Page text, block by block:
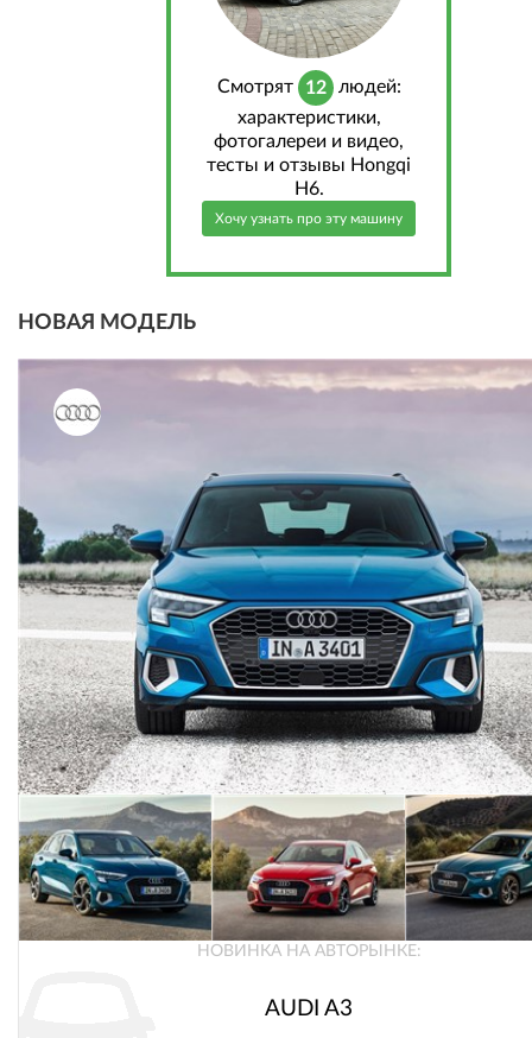
Cмотрят 12 людей:
характеристики,
фотогалереи и видео,
тесты и отзывы Hongqi
H6.
Хочу узнать про эту машину
НОВАЯ МОДЕЛЬ
НОВИНКА НА АВТОРЫНКЕ:
AUDI A3